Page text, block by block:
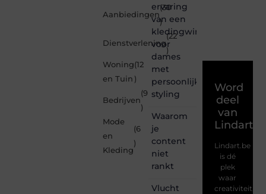
Aanbiedingen
(30
)
Dienstverlening
(22
)
Woning
en Tuin
(12
)
Bedrijven
(9
)
Mode
en
Kleding
(6
)
ervaring
van een
kledingwinkel
voor
dames
met
persoonlijke
styling
Waarom
je
content
niet
rankt
Vlucht
Word
deel
van
Lindart.be
is dé
plek
waar
creativiteit,